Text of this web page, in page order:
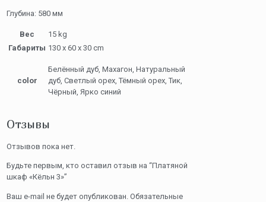
Глубина: 580 мм
Вес
15 kg
Габариты 130 x 60 x 30 cm
color
Белённый дуб, Махагон, Натуральный
дуб, Светлый орех, Тёмный орех, Тик,
Чёрный, Ярко синий
Отзывы
Отзывов пока нет.
Будьте первым, кто оставил отзыв на “Платяной
шкаф «Кёльн 3»”
Ваш e-mail не будет опубликован. Обязательные